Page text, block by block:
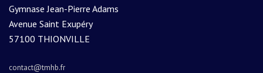
Gymnase Jean-Pierre Adams
Avenue Saint Exupéry
57100 THIONVILLE
contact@tmhb.fr